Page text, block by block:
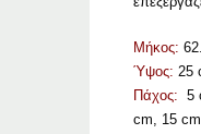
Μήκος:
Ύψος: 25
Πάχος: 5
cm, 15